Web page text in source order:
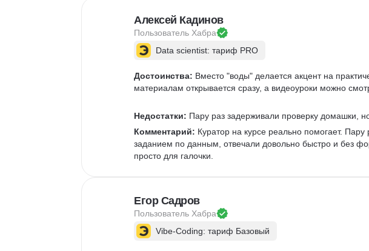
Очистка данных
Извлечение данных
Аналитика данных
Алексей Кадинов
Пользователь Хабра
Data scientist: тариф PRO
Достоинства: Вместо "воды" делается акцент на
материалам открывается сразу, а видеоуроки можно
Недостатки: Пару раз задерживали проверку домашки,
Комментарий: Куратор на курсе реально помогает. Пару
заданием по данным, отвечали довольно быстро и без
просто для галочки.
Егор Садров
Пользователь Хабра
Vibe-Coding: тариф Базовый